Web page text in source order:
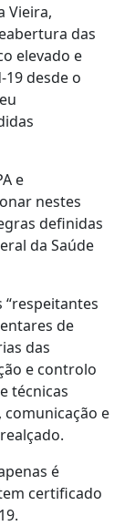
Vieira,
das
elevado e
desde o
e
nestes
definidas
da Saúde
de
das
e controlo
técnicas
comunicação e
é
certificado